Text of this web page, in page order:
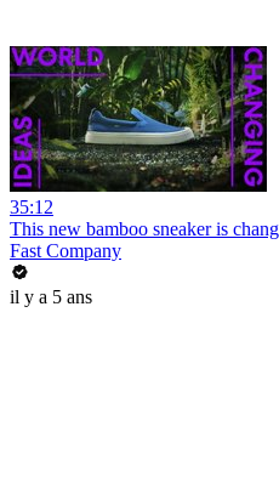
35:12
This new bamboo sneaker is
Fast Company
il y a 5 ans